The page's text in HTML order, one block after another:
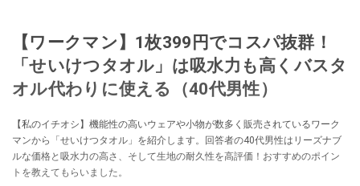
【ワークマン】1枚399円でコスパ抜群！
「せいけつタオル」は吸水力も高くバスタ
オル代わりに使える（40代男性）
【私のイチオシ】機能性の高いウェアや小物が数多く販売されているワーク
マンから「せいけつタオル」を紹介します。回答者の40代男性はリーズナブ
ルな価格と吸水力の高さ、そして生地の耐久性を高評価！おすすめのポイン
トを教えてもらいました。